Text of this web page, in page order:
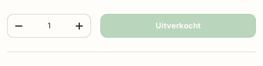
Aantal
-
+ Uitverkocht